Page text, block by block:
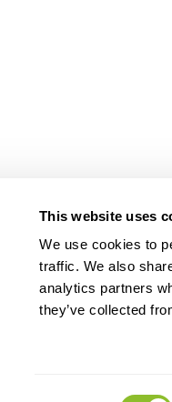
This website uses
We use cookies to
traffic. We also
analytics partners
they’ve collected